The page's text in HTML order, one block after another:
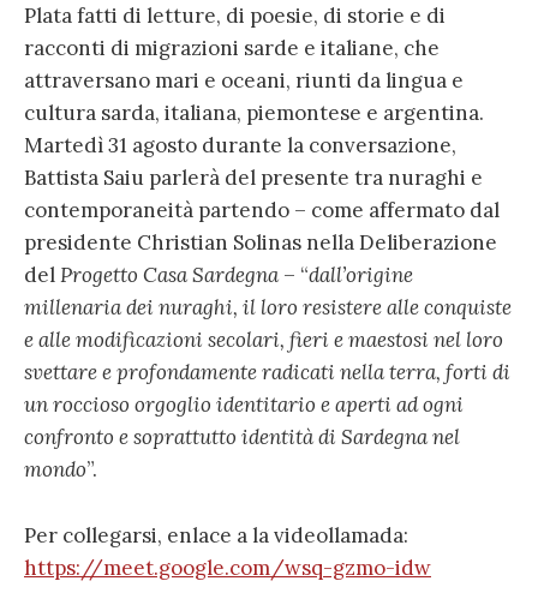
Plata fatti di letture, di poesie, di storie e di
racconti di migrazioni sarde e italiane, che
attraversano mari e oceani, riunti da lingua e
cultura sarda, italiana, piemontese e argentina.
Martedì 31 agosto durante la conversazione,
Battista Saiu parlerà del presente tra nuraghi e
contemporaneità partendo – come affermato dal
presidente Christian Solinas nella Deliberazione
delProgetto Casa Sardegna – “dall’origine
millenaria dei nuraghi, il loro resistere alle conquiste
e alle modificazioni secolari, fieri e maestosi nel loro
svettare e profondamente radicati nella terra, forti di
un roccioso orgoglio identitario e aperti ad ogni
confronto e soprattutto identità di Sardegna nel
mondo”.
Per collegarsi, enlace a la videollamada:
https://meet.google.com/wsq-gzmo-idw